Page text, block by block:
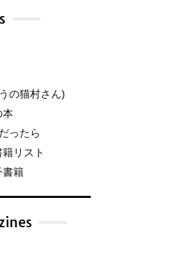
の猫村さん)
本
ったら
リスト
書籍